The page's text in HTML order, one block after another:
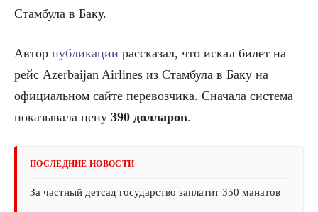
Стамбула в Баку.
Автор публикации рассказал, что искал билет на
рейс Azerbaijan Airlines из Стамбула в Баку на
официальном сайте перевозчика. Сначала система
показывала цену 390 долларов.
ПОСЛЕДНИЕ НОВОСТИ
За частный детсад государство заплатит 350 манатов